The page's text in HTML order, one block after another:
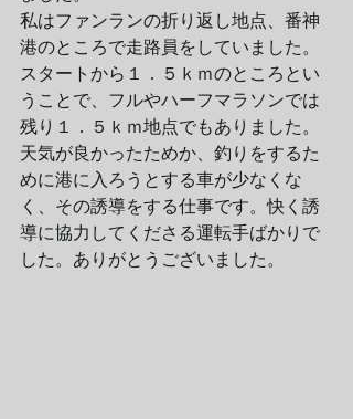
私はファンランの折り返し地点、番神
港のところで走路員をしていました。
スタートから１．５ｋｍのところとい
うことで、フルやハーフマラソンでは
残り１．５ｋｍ地点でもありました。
天気が良かったためか、釣りをするた
めに港に入ろうとする車が少なくな
く、その誘導をする仕事です。快く誘
導に協力してくださる運転手ばかりで
した。ありがとうございました。